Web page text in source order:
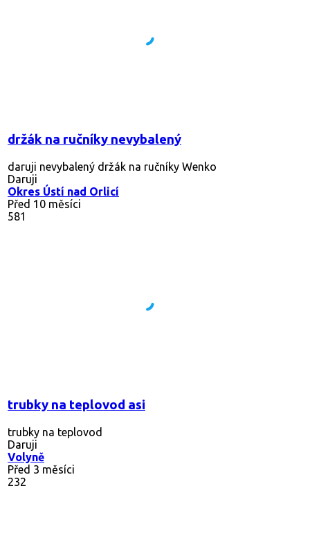
držák na ručníky nevybalený
daruji nevybalený držák na ručníky Wenko
Daruji
Okres Ústí nad Orlicí
Před 10 měsíci
581
trubky na teplovod asi
trubky na teplovod
Daruji
Volyně
Před 3 měsíci
232